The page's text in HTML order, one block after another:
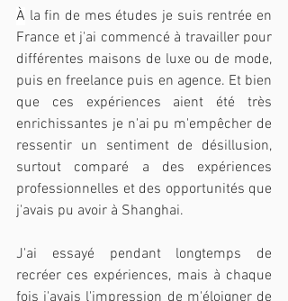
À la fin de mes études je suis rentrée en
France et j'ai commencé à travailler pour
différentes maisons de luxe ou de mode,
puis en freelance puis en agence. Et bien
que ces expériences aient été très
enrichissantes je n'ai pu m'empêcher de
ressentir un sentiment de désillusion,
surtout comparé a des expériences
professionnelles et des opportunités que
j'avais pu avoir à Shanghai.
J'ai essayé pendant longtemps de
recréer ces expériences, mais à chaque
fois j'avais l'impression de m'éloigner de